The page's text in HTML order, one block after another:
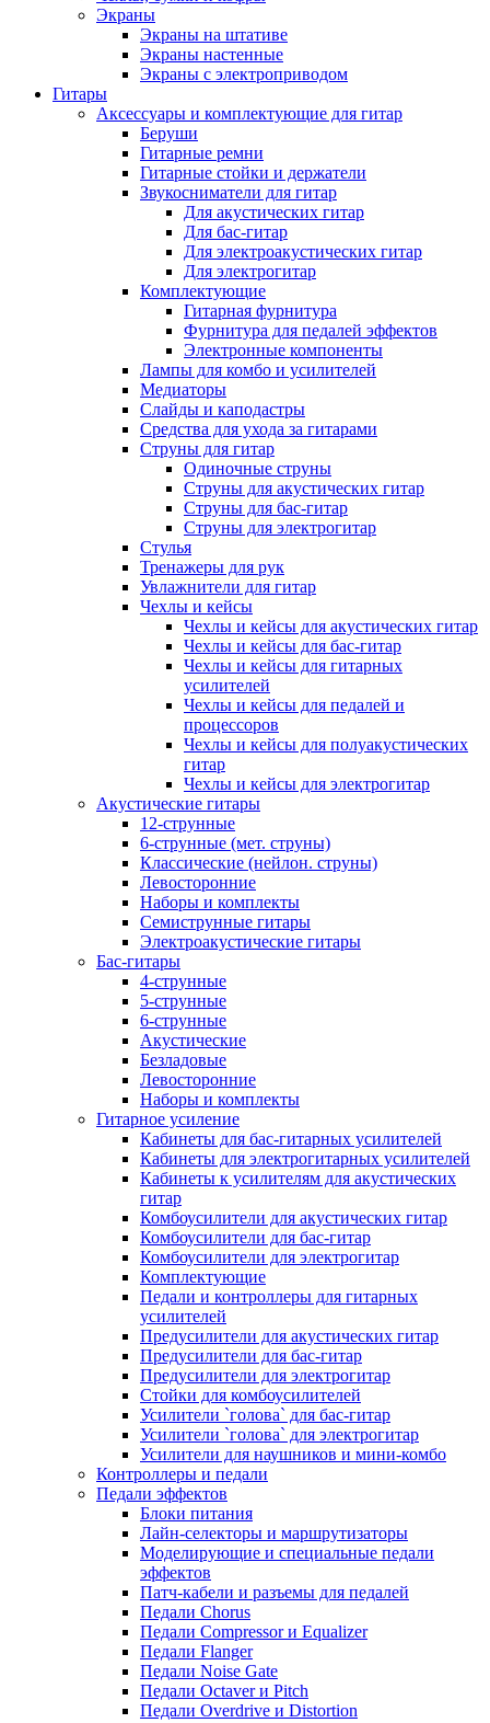
Экраны
Экраны на штативе
Экраны настенные
Экраны с электроприводом
Гитары
Аксессуары и комплектующие для гитар
Беруши
Гитарные ремни
Гитарные стойки и держатели
Звукосниматели для гитар
Для акустических гитар
Для бас-гитар
Для электроакустических гитар
Для электрогитар
Комплектующие
Гитарная фурнитура
Фурнитура для педалей эффектов
Электронные компоненты
Лампы для комбо и усилителей
Медиаторы
Слайды и каподастры
Средства для ухода за гитарами
Струны для гитар
Одиночные струны
Струны для акустических гитар
Струны для бас-гитар
Струны для электрогитар
Стулья
Тренажеры для рук
Увлажнители для гитар
Чехлы и кейсы
Чехлы и кейсы для акустических гитар
Чехлы и кейсы для бас-гитар
Чехлы и кейсы для гитарных
усилителей
Чехлы и кейсы для педалей и
процессоров
Чехлы и кейсы для полуакустических
гитар
Чехлы и кейсы для электрогитар
Акустические гитары
12-струнные
6-струнные (мет. струны)
Классические (нейлон. струны)
Левосторонние
Наборы и комплекты
Семиструнные гитары
Электроакустические гитары
Бас-гитары
4-струнные
5-струнные
6-струнные
Акустические
Безладовые
Левосторонние
Наборы и комплекты
Гитарное усиление
Кабинеты для бас-гитарных усилителей
Кабинеты для электрогитарных усилителей
Кабинеты к усилителям для акустических
гитар
Комбоусилители для акустических гитар
Комбоусилители для бас-гитар
Комбоусилители для электрогитар
Комплектующие
Педали и контроллеры для гитарных
усилителей
Предусилители для акустических гитар
Предусилители для бас-гитар
Предусилители для электрогитар
Стойки для комбоусилителей
Усилители `голова` для бас-гитар
Усилители `голова` для электрогитар
Усилители для наушников и мини-комбо
Контроллеры и педали
Педали эффектов
Блоки питания
Лайн-селекторы и маршрутизаторы
Моделирующие и специальные педали
эффектов
Патч-кабели и разъемы для педалей
Педали Chorus
Педали Compressor и Equalizer
Педали Flanger
Педали Noise Gate
Педали Octaver и Pitch
Педали Overdrive и Distortion